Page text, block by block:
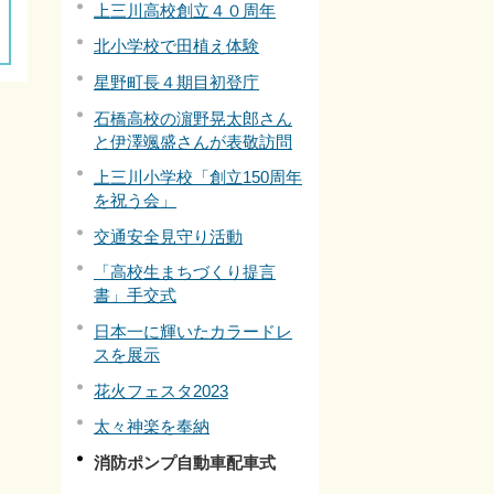
上三川高校創立４０周年
北小学校で田植え体験
星野町長４期目初登庁
石橋高校の濵野晃太郎さん
と伊澤颯盛さんが表敬訪問
上三川小学校「創立150周年
を祝う会」
交通安全見守り活動
「高校生まちづくり提言
書」手交式
日本一に輝いたカラードレ
スを展示
花火フェスタ2023
太々神楽を奉納
消防ポンプ自動車配車式